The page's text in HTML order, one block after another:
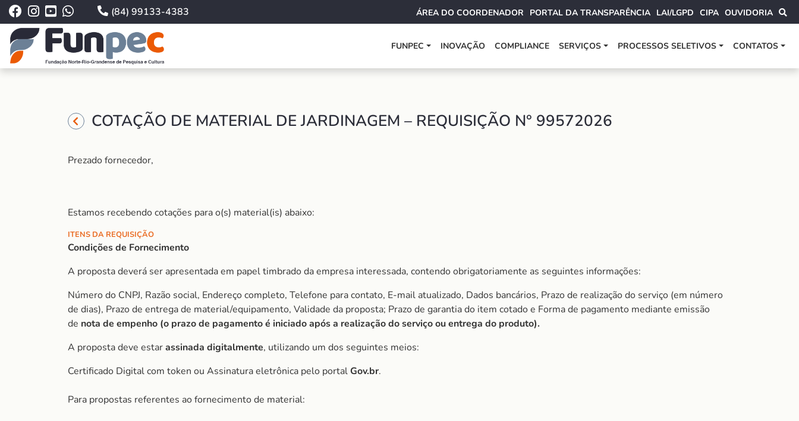
(84) 99133-4383 ÁREA DO COORDENADOR PORTAL DA TRANSPARÊNCIA LAI/LGPD CIPA OUVIDORIA
FUNPEC INOVAÇÃO COMPLIANCE SERVIÇOS PROCESSOS SELETIVOS CONTATOS
COTAÇÃO DE MATERIAL DE JARDINAGEM – REQUISIÇÃO N° 99572026
Prezado fornecedor,
Estamos recebendo cotações para o(s) material(is) abaixo:
ITENS DA REQUISIÇÃO
Condições de Fornecimento
A proposta deverá ser apresentada em papel timbrado da empresa interessada, contendo obrigatoriamente as seguintes informações:
Número do CNPJ, Razão social, Endereço completo, Telefone para contato, E-mail atualizado, Dados bancários, Prazo de realização do serviço (em número
de dias), Prazo de entrega de material/equipamento, Validade da proposta; Prazo de garantia do item cotado e Forma de pagamento mediante emissão
de nota de empenho (o prazo de pagamento é iniciado após a realização do serviço ou entrega do produto).
A proposta deve estarassinada digitalmente, utilizando um dos seguintes meios:
Certificado Digital com token ou Assinatura eletrônica pelo portalGov.br.
Para propostas referentes ao fornecimento de material: